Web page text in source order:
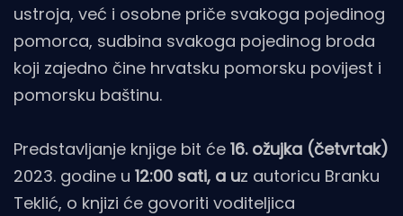
ustroja, već i osobne priče svakoga pojedinog
pomorca, sudbina svakoga pojedinog broda
koji zajedno čine hrvatsku pomorsku povijest i
pomorsku baštinu.
Predstavljanje knjige bit će 16. ožujka (četvrtak)
2023. godine u 12:00 sati, a uz autoricu Branku
Teklić, o knjizi će govoriti voditeljica